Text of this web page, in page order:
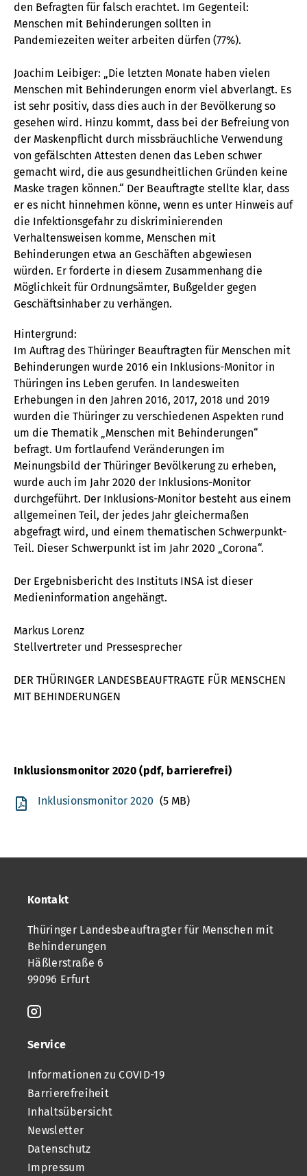
den Befragten für falsch erachtet. Im Gegenteil:
Menschen mit Behinderungen sollten in
Pandemiezeiten weiter arbeiten dürfen (77%).
Joachim Leibiger: „Die letzten Monate haben vielen
Menschen mit Behinderungen enorm viel abverlangt. Es
ist sehr positiv, dass dies auch in der Bevölkerung so
gesehen wird. Hinzu kommt, dass bei der Befreiung von
der Maskenpflicht durch missbräuchliche Verwendung
von gefälschten Attesten denen das Leben schwer
gemacht wird, die aus gesundheitlichen Gründen keine
Maske tragen können.“ Der Beauftragte stellte klar, dass
er es nicht hinnehmen könne, wenn es unter Hinweis auf
die Infektionsgefahr zu diskriminierenden
Verhaltensweisen komme, Menschen mit
Behinderungen etwa an Geschäften abgewiesen
würden. Er forderte in diesem Zusammenhang die
Möglichkeit für Ordnungsämter, Bußgelder gegen
Geschäftsinhaber zu verhängen.
Hintergrund:
Im Auftrag des Thüringer Beauftragten für Menschen mit
Behinderungen wurde 2016 ein Inklusions-Monitor in
Thüringen ins Leben gerufen. In landesweiten
Erhebungen in den Jahren 2016, 2017, 2018 und 2019
wurden die Thüringer zu verschiedenen Aspekten rund
um die Thematik „Menschen mit Behinderungen“
befragt. Um fortlaufend Veränderungen im
Meinungsbild der Thüringer Bevölkerung zu erheben,
wurde auch im Jahr 2020 der Inklusions-Monitor
durchgeführt. Der Inklusions-Monitor besteht aus einem
allgemeinen Teil, der jedes Jahr gleichermaßen
abgefragt wird, und einem thematischen Schwerpunkt-
Teil. Dieser Schwerpunkt ist im Jahr 2020 „Corona“.
Der Ergebnisbericht des Instituts INSA ist dieser
Medieninformation angehängt.
Markus Lorenz
Stellvertreter und Pressesprecher
DER THÜRINGER LANDESBEAUFTRAGTE FÜR MENSCHEN
MIT BEHINDERUNGEN
Inklusionsmonitor 2020 (pdf, barrierefrei)
Inklusionsmonitor 2020 (5 MB)
Kontakt
Thüringer Landesbeauftragter für Menschen mit
Behinderungen
Häßlerstraße 6
99096 Erfurt
Service
Informationen zu COVID-19
Barrierefreiheit
Inhaltsübersicht
Newsletter
Datenschutz
Impressum